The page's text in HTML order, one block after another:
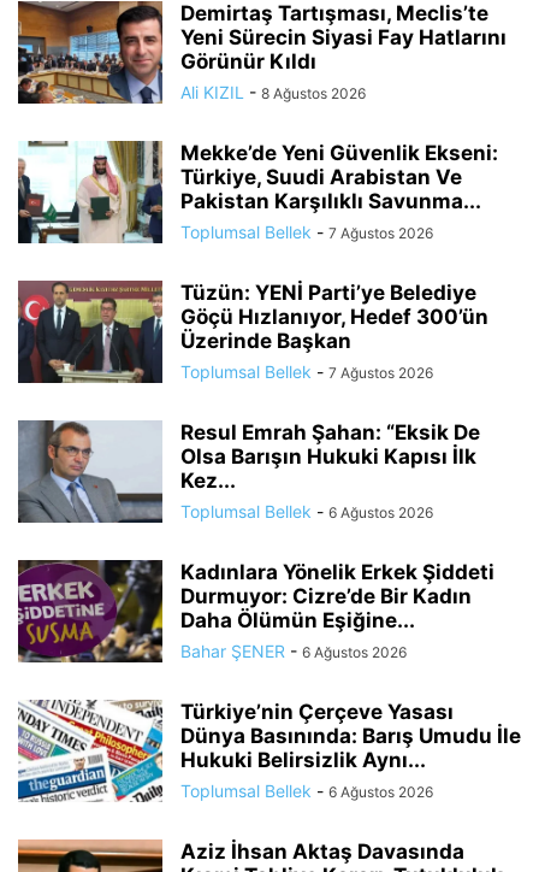
Demirtaş Tartışması, Meclis’te
Yeni Sürecin Siyasi Fay Hatlarını
Görünür Kıldı
Ali KIZIL - 8 Ağustos 2026
Mekke’de Yeni Güvenlik Ekseni:
Türkiye, Suudi Arabistan Ve
Pakistan Karşılıklı Savunma...
Toplumsal Bellek - 7 Ağustos 2026
Tüzün: YENİ Parti’ye Belediye
Göçü Hızlanıyor, Hedef 300’ün
Üzerinde Başkan
Toplumsal Bellek - 7 Ağustos 2026
Resul Emrah Şahan: “Eksik De
Olsa Barışın Hukuki Kapısı İlk
Kez...
Toplumsal Bellek - 6 Ağustos 2026
Kadınlara Yönelik Erkek Şiddeti
Durmuyor: Cizre’de Bir Kadın
Daha Ölümün Eşiğine...
Bahar ŞENER - 6 Ağustos 2026
Türkiye’nin Çerçeve Yasası
Dünya Basınında: Barış Umudu İle
Hukuki Belirsizlik Aynı...
Toplumsal Bellek - 6 Ağustos 2026
Aziz İhsan Aktaş Davasında